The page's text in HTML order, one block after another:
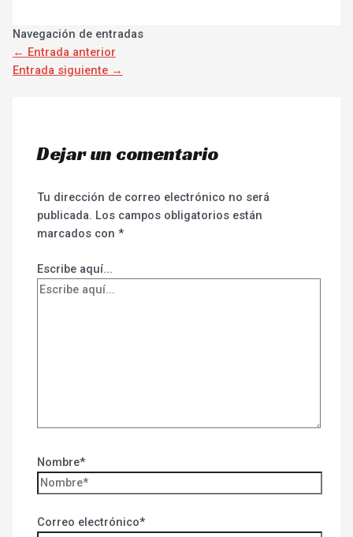
Navegación de entradas
← Entrada anterior
Entrada siguiente →
Dejar un comentario
Tu dirección de correo electrónico no será
publicada. Los campos obligatorios están
marcados con*
Escribe aquí...
Nombre*
Correo electrónico*